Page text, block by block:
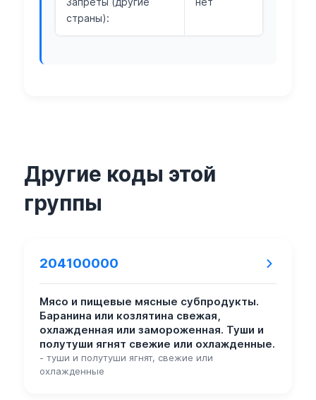
страны):
Другие коды этой
группы
204100000
Мясо и пищевые мясные субпродукты.
Баранина или козлятина свежая,
охлажденная или замороженная. Туши и
полутуши ягнят свежие или охлажденные.
- туши и полутуши ягнят, свежие или
охлажденные